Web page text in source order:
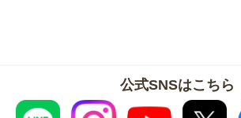
公式SNSはこちら